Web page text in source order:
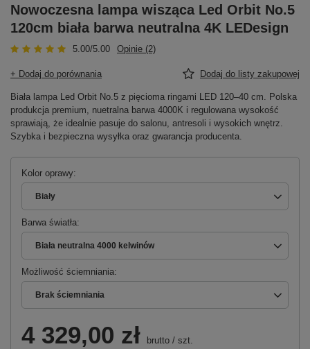
Nowoczesna lampa wisząca Led Orbit No.5
120cm biała barwa neutralna 4K LEDesign
5.00/5.00 Opinie (2)
+ Dodaj do porównania Dodaj do listy zakupowej
Biała lampa Led Orbit No.5 z pięcioma ringami LED 120–40 cm. Polska
produkcja premium, nuetralna barwa 4000K i regulowana wysokość
sprawiają, że idealnie pasuje do salonu, antresoli i wysokich wnętrz.
Szybka i bezpieczna wysyłka oraz gwarancja producenta.
Kolor oprawy
Biały
Barwa światła
Biała neutralna 4000 kelwinów
Możliwość ściemniania
Brak ściemniania
4 329,00 zł brutto / szt.